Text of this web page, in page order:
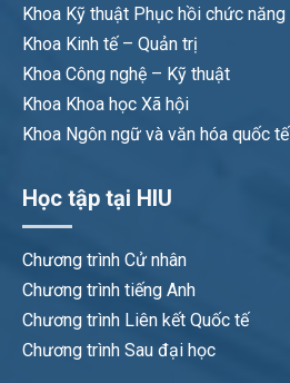
Khoa Kỹ thuật Phục hồi chức năng
Khoa Kinh tế – Quản trị
Khoa Công nghệ – Kỹ thuật
Khoa Khoa học Xã hội
Khoa Ngôn ngữ và văn hóa quốc tế
Học tập tại HIU
Chương trình Cử nhân
Chương trình tiếng Anh
Chương trình Liên kết Quốc tế
Chương trình Sau đại học